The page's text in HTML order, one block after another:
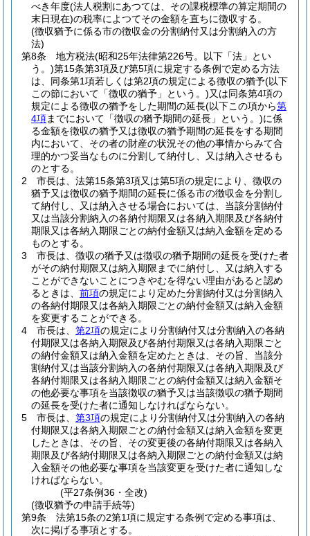
べき年度(法人税割にあつては、その課税標準の算定期間の
末日現在)の税率によつてその金額を直ちに徴収する。
(徴収猶予に係る市の徴収金の分割納付又は分割納入の方
法)
第8条
地方税法(昭和25年法律第226号。以下「法」とい
う。)第15条第3項及び第5項に規定する条例で定める方法
は、同条第1項若しくは第2項の規定による徴収の猶予(以下
この節において「徴収の猶予」という。)又は同条第4項の
規定による徴収の猶予をした期間の延長(以下この項から第
4項までにおいて「徴収の猶予期間の延長」という。)に係
る金額を徴収の猶予又は徴収の猶予期間の延長をする期間
内において、その者の財産の状況その他の事情からみて合
理的かつ妥当なものに分割して納付し、又は納入させるも
のとする。
2
市長は、法第15条第3項又は第5項の規定により、徴収の
猶予又は徴収の猶予期間の延長に係る市の徴収金を分割し
て納付し、又は納入させる場合においては、当該分割納付
又は当該分割納入の各納付期限又は各納入期限及び各納付
期限又は各納入期限ごとの納付金額又は納入金額を定める
ものとする。
3
市長は、徴収の猶予又は徴収の猶予期間の延長を受けた者
がその納付期限又は納入期限までに納付し、又は納入する
ことができないことにつきやむを得ない理由があると認め
るときは、 前項の規定により定めた分割納付又は分割納入
の各納付期限又は各納入期限ごとの納付金額又は納入金額
を変更することができる。
4
市長は、 第2項の規定により分割納付又は分割納入の各納
付期限又は各納入期限及び各納付期限又は各納入期限ごと
の納付金額又は納入金額を定めたときは、その旨、当該分
割納付又は当該分割納入の各納付期限又は各納入期限及び
各納付期限又は各納入期限ごとの納付金額又は納入金額そ
の他必要な事項を当該徴収の猶予又は当該徴収の猶予期間
の延長を受けた者に通知しなければならない。
5
市長は、 第3項の規定により分割納付又は分割納入の各納
付期限又は各納入期限ごとの納付金額又は納入金額を変更
したときは、その旨、その変更後の各納付期限又は各納入
期限及び各納付期限又は各納入期限ごとの納付金額又は納
入金額その他必要な事項を当該変更を受けた者に通知しな
ければならない。
(平27条例36・全改)
(徴収猶予の申請手続等)
第9条
法第15条の2第1項に規定する条例で定める事項は、
次に掲げる事項とする。